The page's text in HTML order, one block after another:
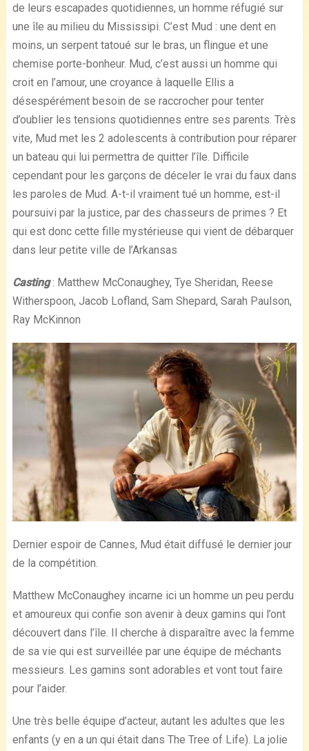
de leurs escapades quotidiennes, un homme réfugié sur
une île au milieu du Mississipi. C’est Mud : une dent en
moins, un serpent tatoué sur le bras, un flingue et une
chemise porte-bonheur. Mud, c’est aussi un homme qui
croit en l’amour, une croyance à laquelle Ellis a
désespérément besoin de se raccrocher pour tenter
d’oublier les tensions quotidiennes entre ses parents. Très
vite, Mud met les 2 adolescents à contribution pour réparer
un bateau qui lui permettra de quitter l’île. Difficile
cependant pour les garçons de déceler le vrai du faux dans
les paroles de Mud. A-t-il vraiment tué un homme, est-il
poursuivi par la justice, par des chasseurs de primes ? Et
qui est donc cette fille mystérieuse qui vient de débarquer
dans leur petite ville de l’Arkansas
Casting: Matthew McConaughey, Tye Sheridan, Reese
Witherspoon, Jacob Lofland, Sam Shepard, Sarah Paulson,
Ray McKinnon
Dernier espoir de Cannes, Mud était diffusé le dernier jour
de la compétition.
Matthew McConaughey incarne ici un homme un peu perdu
et amoureux qui confie son avenir à deux gamins qui l’ont
découvert dans l’île. Il cherche à disparaître avec la femme
de sa vie qui est surveillée par une équipe de méchants
messieurs. Les gamins sont adorables et vont tout faire
pour l’aider.
Une très belle équipe d’acteur, autant les adultes que les
enfants (y en a un qui était dans The Tree of Life). La jolie